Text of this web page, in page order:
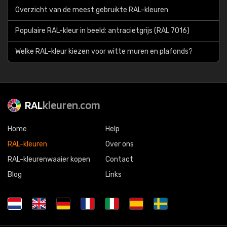
Overzicht van de meest gebruikte RAL-kleuren
Populaire RAL-kleur in beeld: antracietgrijs (RAL 7016)
Welke RAL-kleur kiezen voor witte muren en plafonds?
RALkleuren.com
Home
RAL-kleuren
RAL-kleurenwaaier kopen
Blog
Help
Over ons
Contact
Links